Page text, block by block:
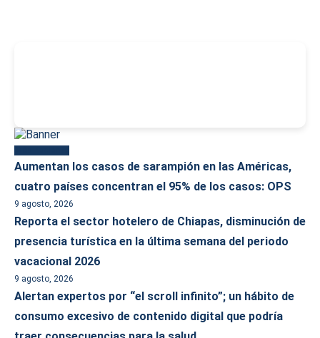
Aumentan los casos de sarampión en las Américas,
cuatro países concentran el 95% de los casos: OPS
9 agosto, 2026
Reporta el sector hotelero de Chiapas, disminución de
presencia turística en la última semana del periodo
vacacional 2026
9 agosto, 2026
Alertan expertos por “el scroll infinito”; un hábito de
consumo excesivo de contenido digital que podría